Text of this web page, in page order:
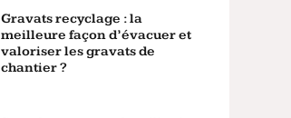
Gravats recyclage : la
meilleure façon d’évacuer et
valoriser les gravats de
chantier ?